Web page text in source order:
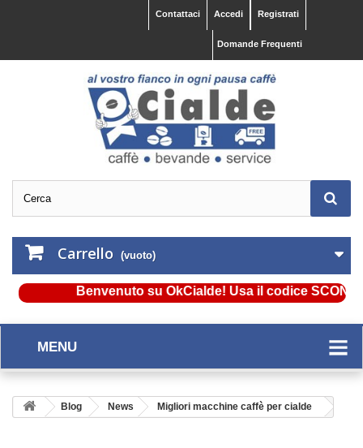
Registrati
Accedi
Contattaci
Domande Frequenti
Carrello (vuoto)
Benvenuto su OkCialde! Usa il codice
MENU
Blog News Migliori macchine caffè per cialde